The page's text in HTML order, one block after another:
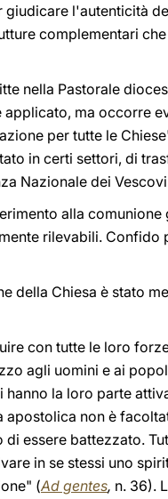
l'autenticità
complementari
nella Pastorale
applicato, ma occorre
per tutte le
in certi settori, di
Nazionale dei
alla comunione
rilevabili. Confido
della Chiesa è stato
con tutte le loro
agli uomini e ai
la loro parte
apostolica non è
essere battezzato.
in se stessi uno
(Ad gentes, n. 36).